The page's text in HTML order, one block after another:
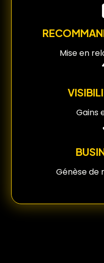
Mise en
Gains
Génèse de